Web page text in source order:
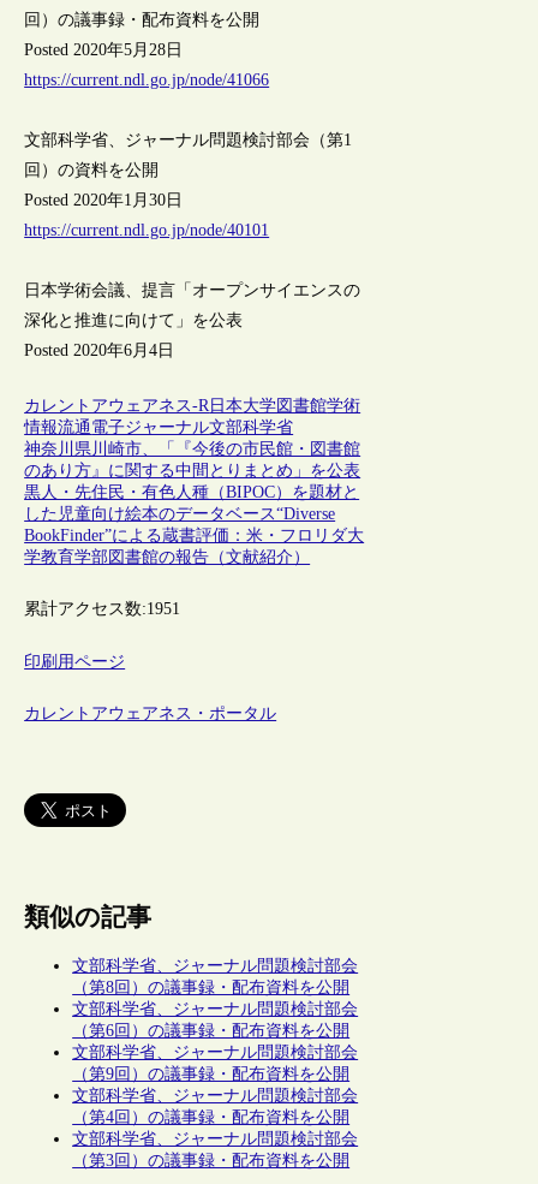
回）の議事録・配布資料を公開
Posted 2020年5月28日
https://current.ndl.go.jp/node/41066
文部科学省、ジャーナル問題検討部会（第1
回）の資料を公開
Posted 2020年1月30日
https://current.ndl.go.jp/node/40101
日本学術会議、提言「オープンサイエンスの
深化と推進に向けて」を公表
Posted 2020年6月4日
カレントアウェアネス-R日本大学図書館学術
情報流通 電子ジャーナル文部科学省
神奈川県川崎市、「『今後の市民館・図書館
のあり方』に関する中間とりまとめ」を公表
黒人・先住民・有色人種（BIPOC）を題材と
した児童向け絵本のデータベース“Diverse
BookFinder”による蔵書評価：米・フロリダ大
学教育学部図書館の報告（文献紹介）
累計アクセス数:1951
印刷用ページ
カレントアウェアネス・ポータル
類似の記事
文部科学省、ジャーナル問題検討部会
（第8回）の議事録・配布資料を公開
文部科学省、ジャーナル問題検討部会
（第6回）の議事録・配布資料を公開
文部科学省、ジャーナル問題検討部会
（第9回）の議事録・配布資料を公開
文部科学省、ジャーナル問題検討部会
（第4回）の議事録・配布資料を公開
文部科学省、ジャーナル問題検討部会
（第3回）の議事録・配布資料を公開